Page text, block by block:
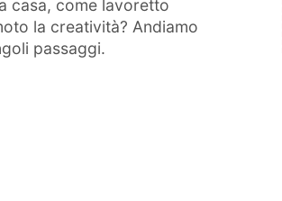
casa, come lavoretto
la creatività? Andiamo
passaggi.